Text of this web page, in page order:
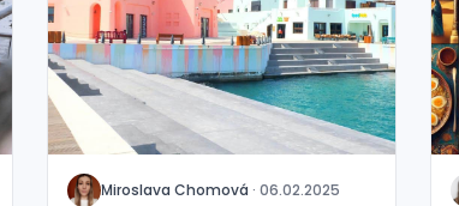
J Miroslava Chomová · 06.02.2025